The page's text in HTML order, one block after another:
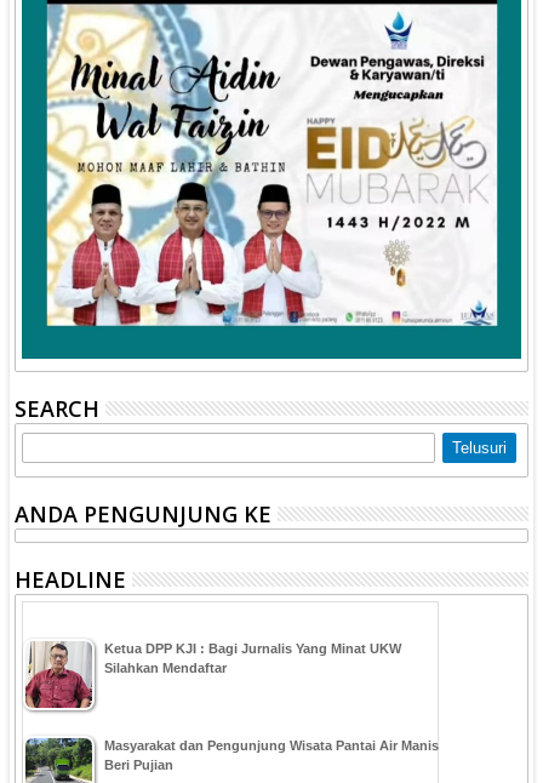
SEARCH
ANDA PENGUNJUNG KE
HEADLINE
Ketua DPP KJI : Bagi Jurnalis Yang Minat UKW
Silahkan Mendaftar
Masyarakat dan Pengunjung Wisata Pantai Air Manis
Beri Pujian